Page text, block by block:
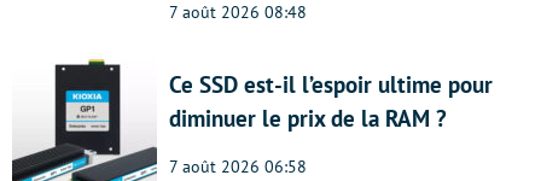
7 août 2026 08:48
Ce SSD est-il l’espoir ultime pour
diminuer le prix de la RAM ?
7 août 2026 06:58